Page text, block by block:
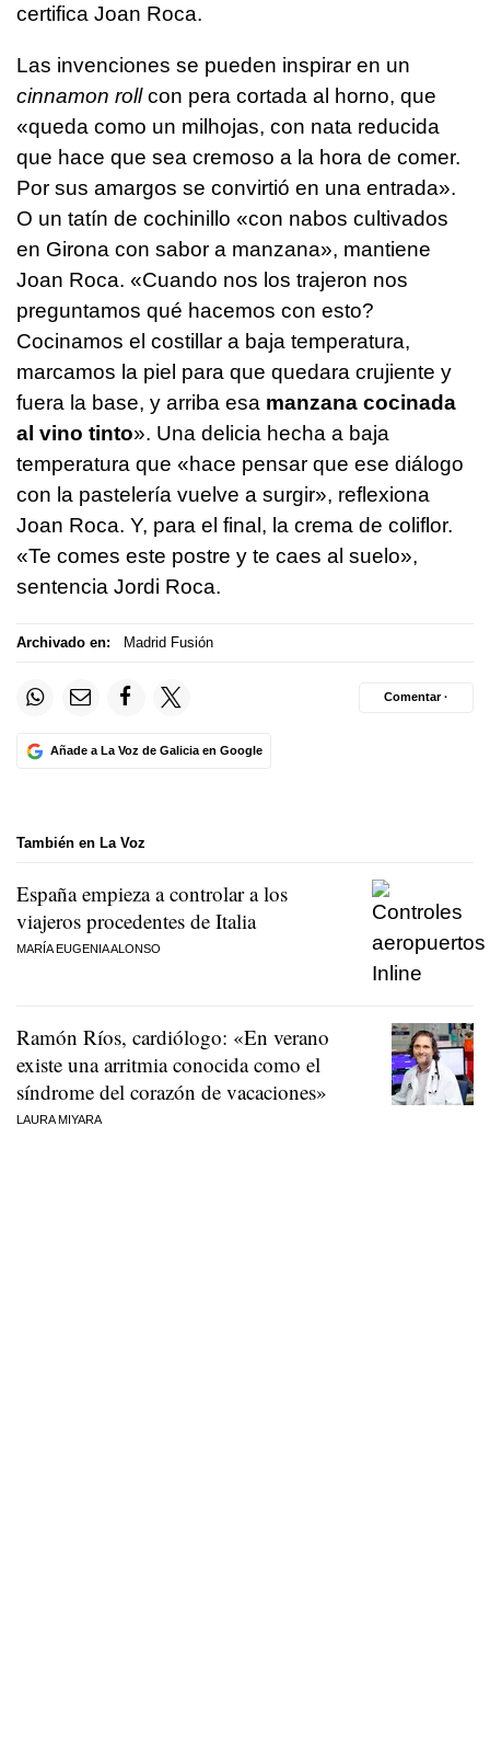
certifica Joan Roca.
Las invenciones se pueden inspirar en un
cinnamon rollcon pera cortada al horno, que
«queda como un milhojas, con nata reducida
que hace que sea cremoso a la hora de comer.
Por sus amargos se convirtió en una entrada».
O un tatín de cochinillo «con nabos cultivados
en Girona con sabor a manzana», mantiene
Joan Roca. «Cuando nos los trajeron nos
preguntamos qué hacemos con esto?
Cocinamos el costillar a baja temperatura,
marcamos la piel para que quedara crujiente y
fuera la base, y arriba esa manzana cocinada
al vino tinto». Una delicia hecha a baja
temperatura que «hace pensar que ese diálogo
con la pastelería vuelve a surgir», reflexiona
Joan Roca. Y, para el final, la crema de coliflor.
«Te comes este postre y te caes al suelo»,
sentencia Jordi Roca.
Archivado en: Madrid Fusión
Añade a La Voz de Galicia en Google
Comentar ·
También en La Voz
España empieza a controlar a los
viajeros procedentes de Italia
MARÍA EUGENIA ALONSO
Ramón Ríos, cardiólogo: «En verano
existe una arritmia conocida como el
síndrome del corazón de vacaciones»
LAURA MIYARA